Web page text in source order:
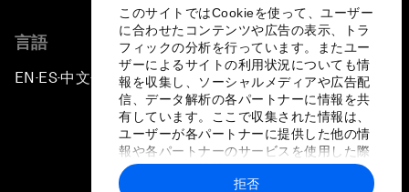
このサイトではCookieを使って、ユーザー
に合わせたコンテンツや広告の表示、トラ
フィックの分析を行っています。またユー
ザーによるサイトの利用状況についても情
報を収集し、ソーシャルメディアや広告配
信、データ解析の各パートナーに情報を共
有しています。ここで収集された情報は、
ユーザーが各パートナーに提供した他の情
報や各パートナーのサービスを使用した際
に収集された情報と組み合わされ、各パー
トナーによって使用されることがありま
拒否
言語
EN ▪ES▪中文▪ 日本語